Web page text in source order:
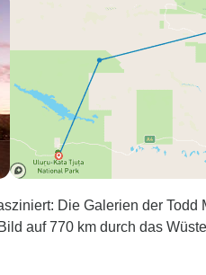
Die Galerien der Todd
auf 770 km durch das